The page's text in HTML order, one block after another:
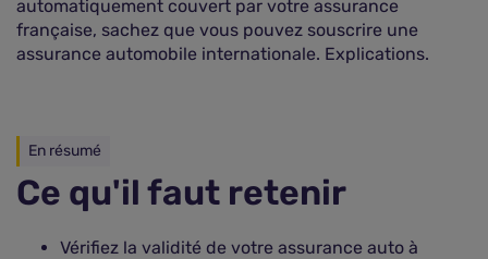
automatiquement couvert par votre assurance
française, sachez que vous pouvez souscrire une
assurance automobile internationale. Explications.
En résumé
Ce qu'il faut retenir
Vérifiez la validité de votre assurance auto à